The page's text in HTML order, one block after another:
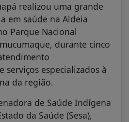
realizou uma grande
em saúde na Aldeia
Parque Nacional
durante cinco
serviços especializados à
da região.
de Saúde Indígena
da Saúde (Sesa),